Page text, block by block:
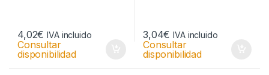
4,02€ IVA incluido
Consultar
disponibilidad
3,04€ IVA incluido
Consultar
disponibilidad